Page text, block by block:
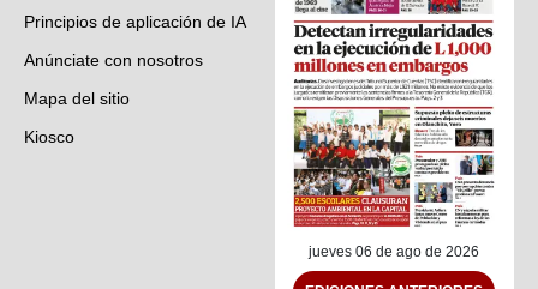
Principios de aplicación de IA
Anúnciate con nosotros
Mapa del sitio
Kiosco
jueves 06 de ago de 2026